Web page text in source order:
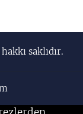
saklıdır.